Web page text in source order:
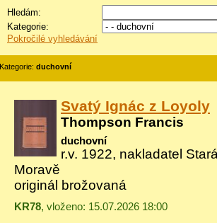
Hledám:
Kategorie:
Pokročilé vyhledávání
Kategorie: duchovní
Svatý Ignác z Loyoly
Thompson Francis
duchovní
r.v. 1922, nakladatel
Moravě
originál brožovaná
KR78, vloženo: 15.07.2026 18:00